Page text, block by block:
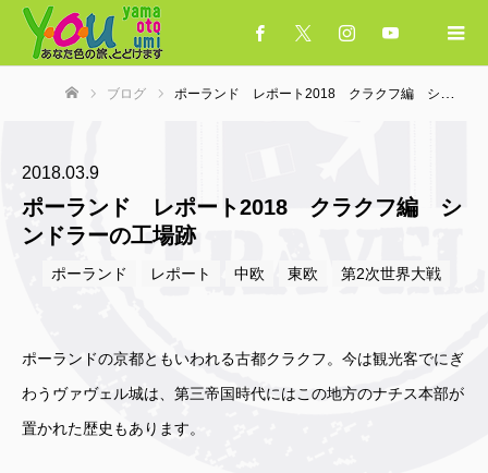
ブログ ポーランド レポート2018 クラクフ編 シンドラーの工場跡
2018.03.9
ポーランド レポート2018 クラクフ編 シ
ンドラーの工場跡
ポーランド レポート 中欧 東欧 第2次世界大戦
ポーランドの京都ともいわれる古都クラクフ。今は観光客でにぎ
わうヴァヴェル城は、第三帝国時代にはこの地方のナチス本部が
置かれた歴史もあります。